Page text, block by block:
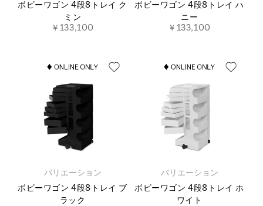
ボビーワゴン 4段8トレイ ク
ミン
￥133,100
ボビーワゴン 4段8トレイ ハ
ニー
￥133,100
バリエーション
ボビーワゴン 4段8トレイ ブ
ラック
バリエーション
ボビーワゴン 4段8トレイ ホ
ワイト